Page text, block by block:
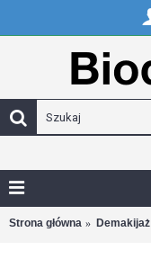
Strona główna Demakijaż